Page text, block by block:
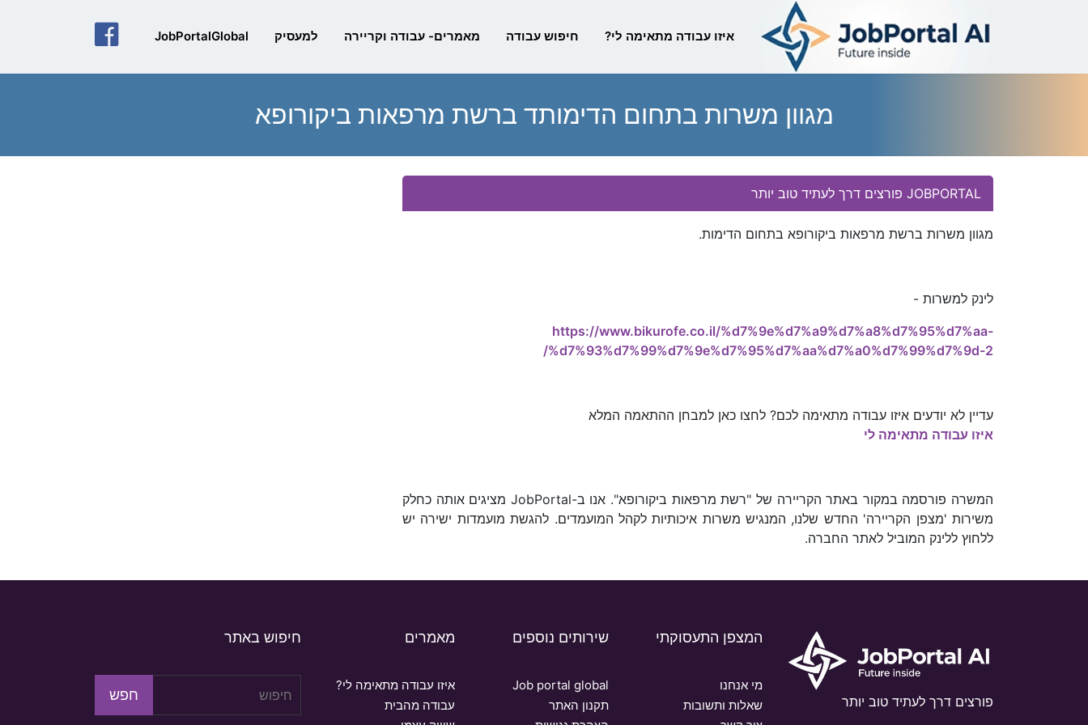
איזו עבודה מתאימה לי? חיפוש עבודה מאמרים- עבודה וקריירה למעסיק JobPortalGlobal
מגוון משרות בתחום הדימותד ברשת מרפאות ביקורופא
Essay Body
JOBPORTAL פורצים דרך לעתיד טוב יותר
מגוון משרות ברשת מרפאות ביקורופא בתחום הדימות.
לינק למשרות -
https://www.bikurofe.co.il/%d7%9e%d7%a9%d7%a8%d7%95%d7%aa-
%d7%93%d7%99%d7%9e%d7%95%d7%aa%d7%a0%d7%99%d7%9d-2/
עדיין לא יודעים איזו עבודה מתאימה לכם? לחצו כאן למבחן ההתאמה המלא
איזו עבודה מתאימה לי
המשרה פורסמה במקור באתר הקריירה של "רשת מרפאות ביקורופא". אנו ב-JobPortal מציגים אותה כחלק
משירות 'מצפן הקריירה' החדש שלנו, המנגיש משרות איכותיות לקהל המועמדים. להגשת מועמדות ישירה יש
ללחוץ ללינק המוביל לאתר החברה.
פורצים דרך לעתיד טוב יותר
המצפן התעסוקתי
מי אנחנו
שאלות ותשובות
שירותים נוספים
Job portal global
תקנון האתר
מאמרים
איזו עבודה מתאימה לי?
עבודה מהבית
חיפוש באתר